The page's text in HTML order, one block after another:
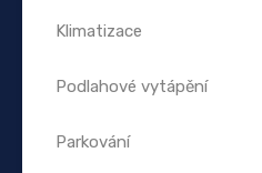
Klimatizace
Podlahové vytápění
Parkování